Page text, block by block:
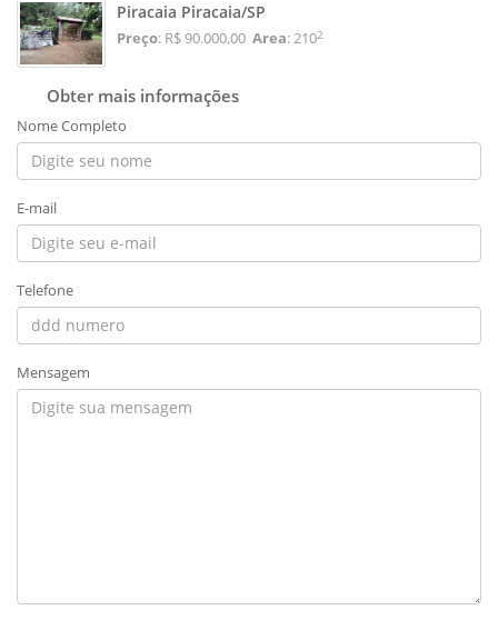
Piracaia Piracaia/SP
Preço: R$ 90.000,00 Area: 2102
Obter mais informações
Nome Completo
E-mail
Telefone
Mensagem